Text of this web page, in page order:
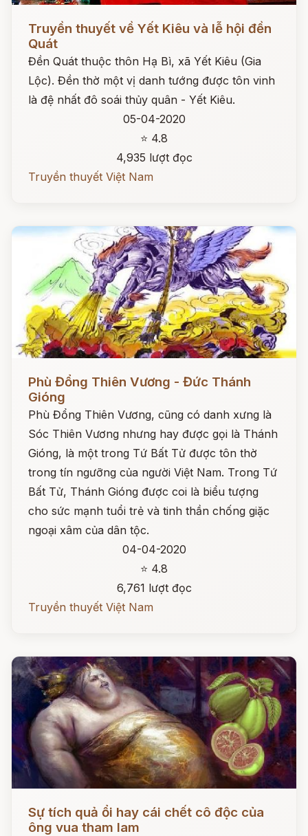
Đọc ngay
Truyền thuyết về Yết Kiêu và lễ hội đền
Quát
Đền Quát thuộc thôn Hạ Bì, xã Yết Kiêu (Gia
Lộc). Đền thờ một vị danh tướng được tôn vinh
là đệ nhất đô soái thủy quân - Yết Kiêu.
05-04-2020
⭐ 4.8
4,935 lượt đọc
Truyền thuyết Việt Nam
Phù Đổng Thiên Vương - Đức Thánh
Gióng
Phù Đổng Thiên Vương, cũng có danh xưng là
Sóc Thiên Vương nhưng hay được gọi là Thánh
Gióng, là một trong Tứ Bất Tử được tôn thờ
trong tín ngưỡng của người Việt Nam. Trong Tứ
Bất Tử, Thánh Gióng được coi là biểu tượng
cho sức mạnh tuổi trẻ và tinh thần chống giặc
ngoại xâm của dân tộc.
04-04-2020
⭐ 4.8
6,761 lượt đọc
Truyền thuyết Việt Nam
Sự tích quả ổi hay cái chết cô độc của
ông vua tham lam